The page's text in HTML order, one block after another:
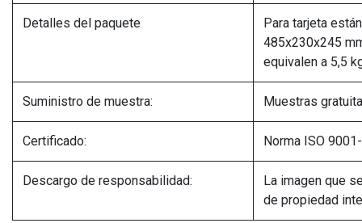
Detalles del paquete
Para tarjeta
485x230x245
equivalen a 5,5
Suministro de muestra: Muestras
Certificado: Norma ISO
Descargo de responsabilidad:
La imagen que
de propiedad